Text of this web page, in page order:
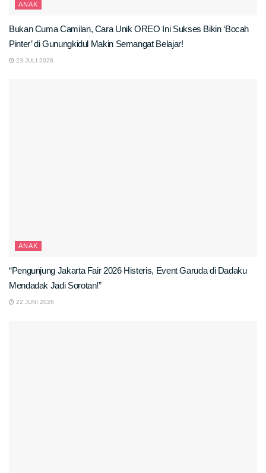
ANAK
Bukan Cuma Camilan, Cara Unik OREO Ini Sukses Bikin ‘Bocah
Pinter’ di Gunungkidul Makin Semangat Belajar!
23 JULI 2026
ANAK
“Pengunjung Jakarta Fair 2026 Histeris, Event Garuda di Dadaku
Mendadak Jadi Sorotan!”
22 JUNI 2026